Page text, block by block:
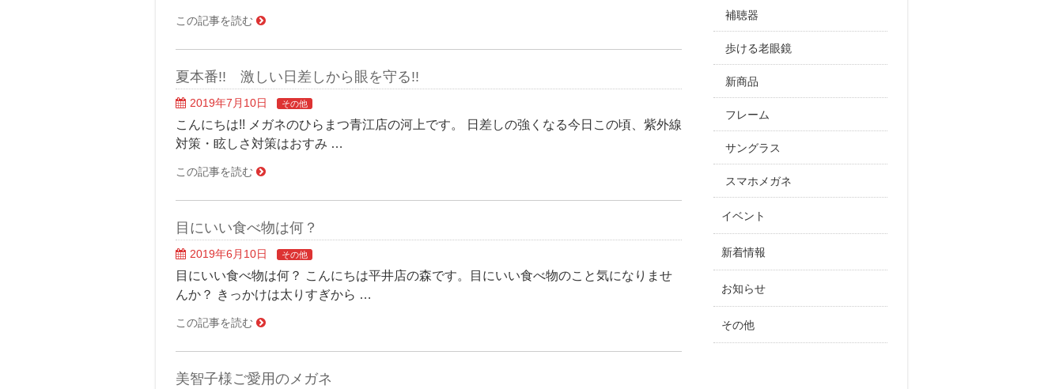
この記事を読む
夏本番!! 激しい日差しから眼を守る!!
2019年7月10日 その他
こんにちは!! メガネのひらまつ青江店の河上です。 日差しの強くなる今日この頃、紫外線
対策・眩しさ対策はおすみ …
この記事を読む
目にいい食べ物は何？
2019年6月10日 その他
目にいい食べ物は何？ こんにちは平井店の森です。目にいい食べ物のこと気になりませ
んか？ きっかけは太りすぎから …
この記事を読む
美智子様ご愛用のメガネ
補聴器
歩ける老眼鏡
新商品
フレーム
サングラス
スマホメガネ
イベント
新着情報
お知らせ
その他